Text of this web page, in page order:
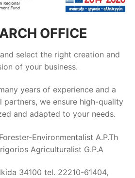
OFFICE
select the right creation and
of your business.
years of experience and a
partners, we ensure high-quality
and adapted to your needs.
Environmentalist A.P.Th
Agriculturalist G.P.A
34100 tel. 22210-61404,